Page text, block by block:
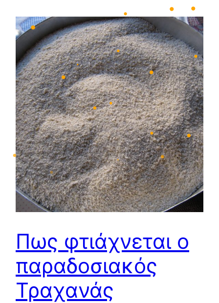
•
•
•
•
•
•
•
•
•
•
•
•
•
•
•
•
•
Πως φτιάχνεται ο
παραδοσιακός
Τραχανάς